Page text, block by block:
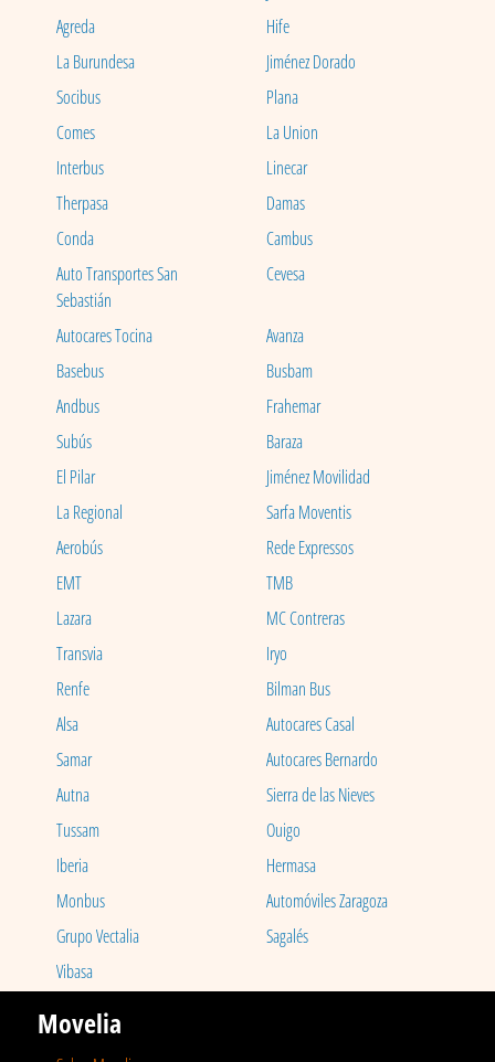
Agreda
Hife
La Burundesa
Jiménez Dorado
Socibus
Plana
Comes
La Union
Interbus
Linecar
Therpasa
Damas
Conda
Cambus
Auto Transportes San
Sebastián
Cevesa
Autocares Tocina
Avanza
Basebus
Busbam
Andbus
Frahemar
Subús
Baraza
El Pilar
Jiménez Movilidad
La Regional
Sarfa Moventis
Aerobús
Rede Expressos
EMT
TMB
Lazara
MC Contreras
Transvia
Iryo
Renfe
Bilman Bus
Alsa
Autocares Casal
Samar
Autocares Bernardo
Autna
Sierra de las Nieves
Tussam
Ouigo
Iberia
Hermasa
Monbus
Automóviles Zaragoza
Grupo Vectalia
Sagalés
Vibasa
Movelia